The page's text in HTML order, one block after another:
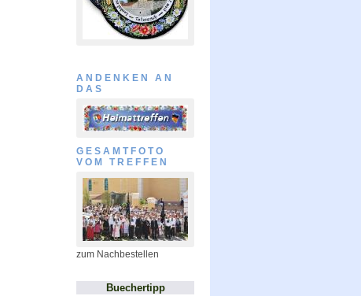
ANDENKEN AN
DAS
GESAMTFOTO
VOM TREFFEN
zum Nachbestellen
Buechertipp